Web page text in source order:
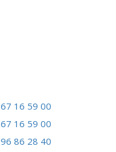
67 16 59 00
67 16 59 00
96 86 28 40